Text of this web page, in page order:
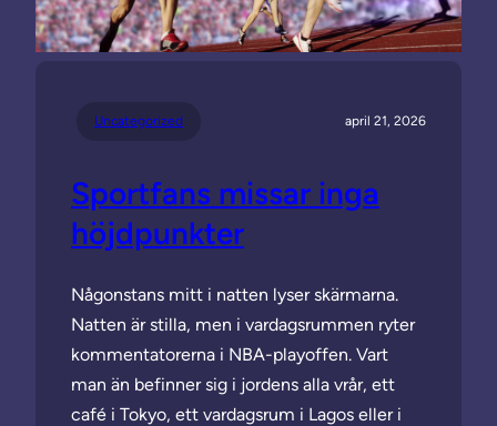
Uncategorized april 21, 2026
Sportfans missar inga
höjdpunkter
Någonstans mitt i natten lyser skärmarna.
Natten är stilla, men i vardagsrummen ryter
kommentatorerna i NBA-playoffen. Vart
man än befinner sig i jordens alla vrår, ett
café i Tokyo, ett vardagsrum i Lagos eller i